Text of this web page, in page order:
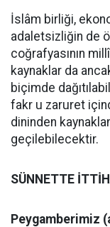
İslâm birliği,
adaletsizliğin de
coğrafyasının
kaynaklar da
biçimde
fakr u zaruret
dininden
geçilebilecektir.
SÜNNETTE
Peygamberimiz